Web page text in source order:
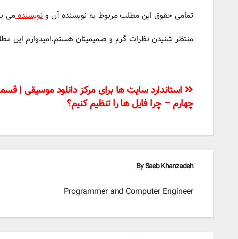
تمامی حقوق این مطلب مربوط به نویسنده آن ونویسندهمی
منتظر شنیدن نظرات گرم و صمیمیتان هستم.امیدوارم این
راهبری
نوشته‌ها
استاندارد سایت ها برای مرکز دانلود موسیقی |
چهارم – چرا فایل ها را تنظیم کنیم؟
BySaeb Khanzadeh
Programmer and Computer Engineer